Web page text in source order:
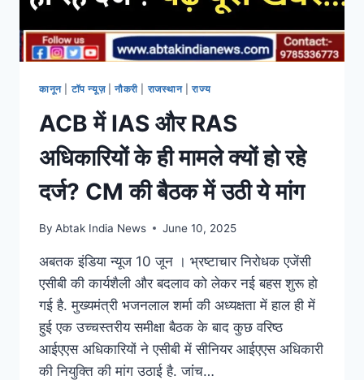
कानून| टॉप न्यूज़| नौकरी| राजस्थान|राज्य
ACB में IAS और RAS
अध‍िकार‍ियों के ही मामले क्‍यों हो रहे
दर्ज? CM की बैठक में उठी ये मांग
By Abtak India News June 10, 2025
अबतक इंडिया न्यूज 10 जून । भ्रष्टाचार निरोधक एजेंसी
एसीबी की कार्यशैली और बदलाव को लेकर नई बहस शुरू हो
गई है. मुख्यमंत्री भजनलाल शर्मा की अध्यक्षता में हाल ही में
हुई एक उच्चस्तरीय समीक्षा बैठक के बाद कुछ वरिष्ठ
आईएएस अधिकारियों ने एसीबी में सीनियर आईएएस अधिकारी
की नियुक्ति की मांग उठाई है. जांंच…